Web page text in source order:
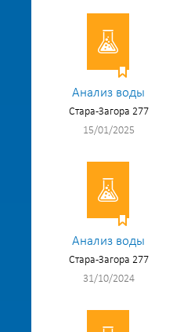
Анализ воды
Стара-Загора 277
15/01/2025
Анализ воды
Стара-Загора 277
31/10/2024